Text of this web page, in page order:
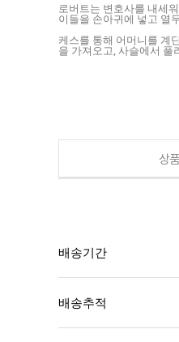
로버트는 변호사를 내세
이들을 손아귀에 넣고 열
케스를 통해 어머니를 계
을 가져오고, 사슬에서 풀
상
배송기간
배송추적